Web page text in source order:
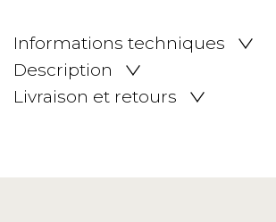
Informations techniques
Description
Livraison et retours